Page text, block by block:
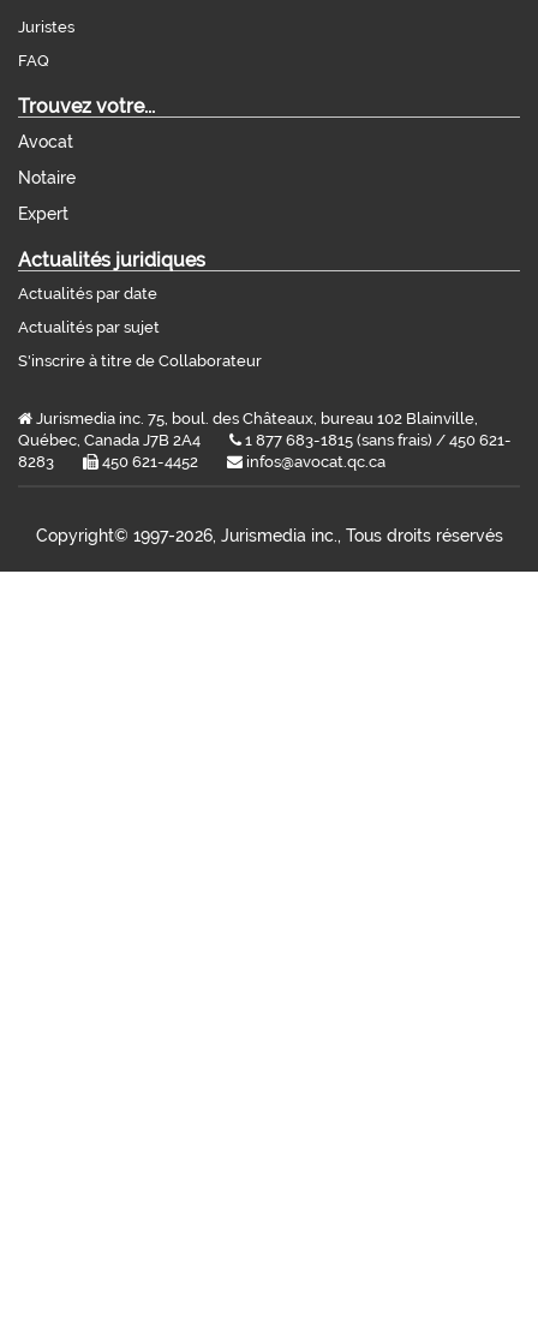
Juristes
FAQ
Trouvez votre...
Avocat
Notaire
Expert
Actualités juridiques
Actualités par date
Actualités par sujet
S'inscrire à titre de Collaborateur
Jurismedia inc. 75, boul. des Châteaux, bureau 102 Blainville,
Québec, Canada J7B 2A4
1 877 683-1815 (sans frais) / 450 621-
8283
450 621-4452 infos@avocat.qc.ca
Copyright© 1997-2026, Jurismedia inc., Tous droits réservés